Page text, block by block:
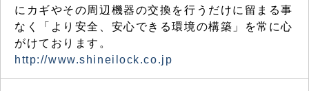
にカギやその周辺機器の交換を行うだけに留まる事
なく「より安全、安心できる環境の構築」を常に心
がけております。
http://www.shineilock.co.jp